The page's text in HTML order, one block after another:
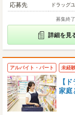
応募先
ドラッグ
募集終
詳細を見
アルバイト・パート 未経
【
家庭